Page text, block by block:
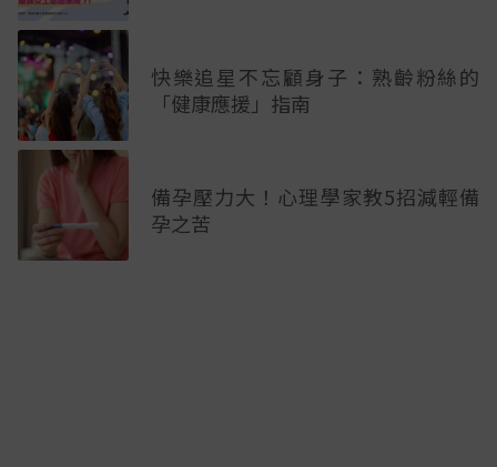
快樂追星不忘顧身子：熟齡粉絲的
「健康應援」指南
備孕壓力大！心理學家教5招減輕備
孕之苦